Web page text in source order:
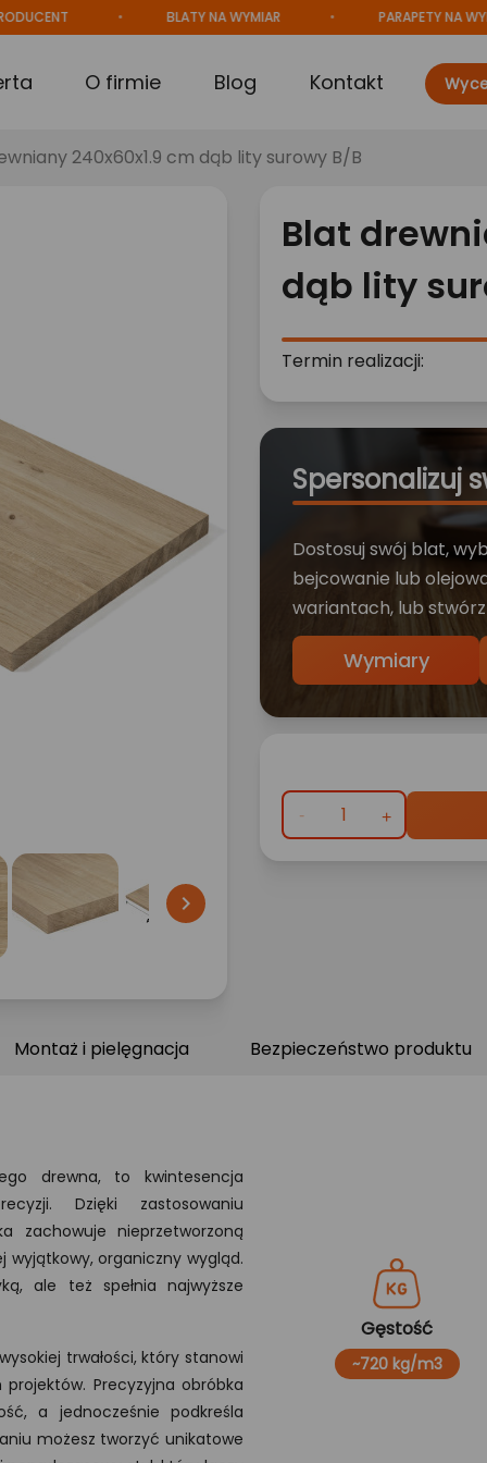
BLATY NA WYMIAR PARAPETY NA WYMIAR
O firmie Blog Kontakt
240x60x1.9 cm dąb lity surowy B/B

Blat
dąb lity
Termin realizacji:
Spersonalizuj
Dostosuj swój blat,
bejcowanie lub
wariantach, lub stwórz
Wymiary
Montaż i pielęgnacja Bezpieczeństwo produktu
drewna, to kwintesencja
Dzięki zastosowaniu
zachowuje nieprzetworzoną
wyjątkowy, organiczny wygląd.
ale też spełnia najwyższe
trwałości, który stanowi
Precyzyjna obróbka
a jednocześnie podkreśla
możesz tworzyć unikatowe
Gęstość
~720 kg/m3